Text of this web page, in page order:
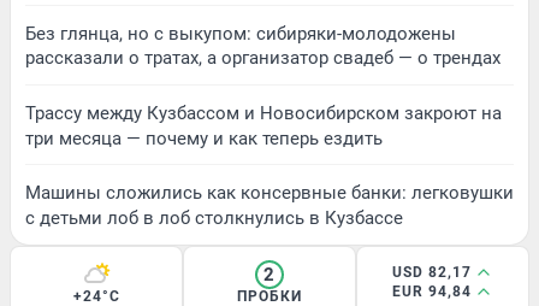
Без глянца, но с выкупом: сибиряки-молодожены
рассказали о тратах, а организатор свадеб — о трендах
Трассу между Кузбассом и Новосибирском закроют на
три месяца — почему и как теперь ездить
Машины сложились как консервные банки: легковушки
с детьми лоб в лоб столкнулись в Кузбассе
+24°C
2
ПРОБКИ
USD 82,17
EUR 94,84